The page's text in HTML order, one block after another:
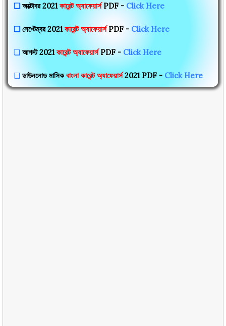
❏ অক্টোবর2021কারেন্ট অ্যাফেয়ার্স PDF - Click Here
❏ সেপ্টেম্বর 2021কারেন্ট অ্যাফেয়ার্স PDF - Click Here
❏ আগস্ট 2021কারেন্ট অ্যাফেয়ার্স PDF - Click Here
❏ ডাউনলোড মাসিকবাংলা কারেন্ট অ্যাফেয়ার্স2021 PDF - Click Here